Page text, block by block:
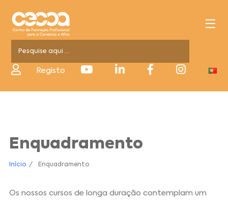
Registo
Enquadramento
Início Enquadramento
Os nossos cursos de longa duração contemplam um